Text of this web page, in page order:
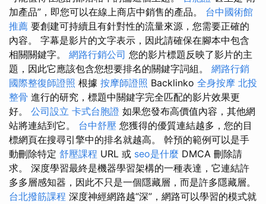
加產品”，即您可以在線上商店中銷售的產品。 台中國術館
推薦 要創建可持續且有針對性的流量來源，您需要正確的
內容。 字幕是影片的文字表示，因此請確保在腳本中包含
相關關鍵字。 網路行銷公司 您的影片標題反映了影片的主
題，因此它應該包含您想要排名的關鍵字詞組。 網路行銷
國際整復師證照 根據 按摩師證照 Backlinko 全身按摩 北投
整骨 進行的研究，標題中關鍵字完全匹配的影片效果更
好。 公司設立 卡式台胞證 如果您發布高價值內容，其他網
站將連結到它。 台中舒壓 您獲得的優質連結越多，您的目
標網頁在搜尋引擎中的排名就越高。 幹預的範例可以是手
動刪除特定 舒壓課程 URL 或 seo是什麼 DMCA 刪除請
求。 深度學習最終是機器學習架構的一種表達，它連結許
多多層感知器，因此不只是一個隱藏層，而是許多隱藏層。
台北撥筋課程 深度神經網路越“深”，網路可以學習的模式就